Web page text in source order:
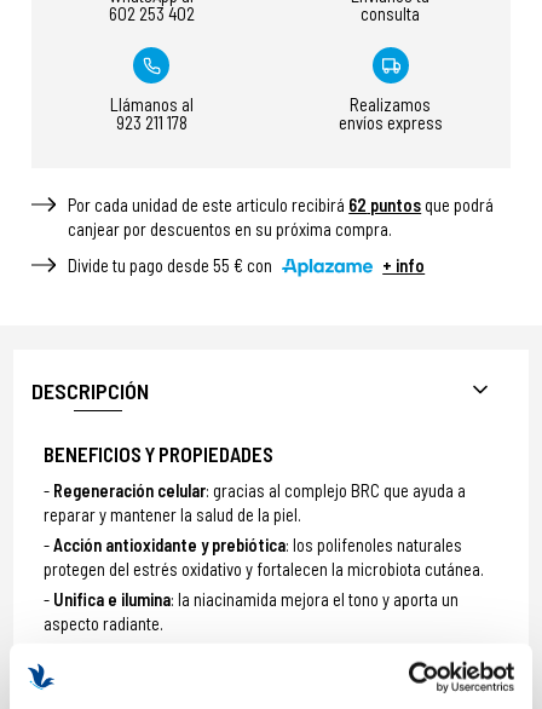
602 253 402
consulta
Llámanos al
923 211 178
Realizamos
envíos express
Por cada unidad de este articulo recibirá 62 puntos que podrá
canjear por descuentos en su próxima compra.
Divide tu pago desde 55 € con
+ info
DESCRIPCIÓN
BENEFICIOS Y PROPIEDADES
Regeneración celular: gracias al complejo BRC que ayuda a
reparar y mantener la salud de la piel.
Acción antioxidante y prebiótica: los polifenoles naturales
protegen del estrés oxidativo y fortalecen la microbiota cutánea.
Unifica e ilumina: la niacinamida mejora el tono y aporta un
aspecto radiante.
síntesis de colágeno y elastina.